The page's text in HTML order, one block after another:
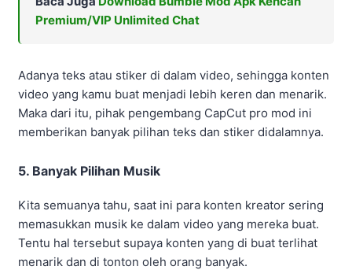
Premium/VIP Unlimited Chat
Adanya teks atau stiker di dalam video, sehingga konten
video yang kamu buat menjadi lebih keren dan menarik.
Maka dari itu, pihak pengembang CapCut pro mod ini
memberikan banyak pilihan teks dan stiker didalamnya.
5. Banyak Pilihan Musik
Kita semuanya tahu, saat ini para konten kreator sering
memasukkan musik ke dalam video yang mereka buat.
Tentu hal tersebut supaya konten yang di buat terlihat
menarik dan di tonton oleh orang banyak.